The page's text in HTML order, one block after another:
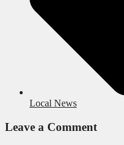
Local News
Leave a Comment